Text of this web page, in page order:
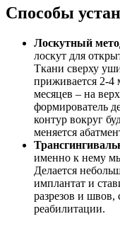
Способы
Лоскутный
лоскут для
Ткани сверху
приживается 2-4
месяцев – на
формирователь
контур вокруг
меняется
именно к нему мы
Делается
имплантат и
разрезов и
реабилитации.